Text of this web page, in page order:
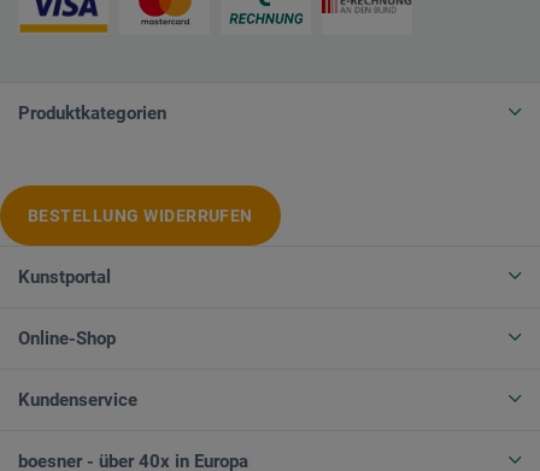
Produktkategorien
BESTELLUNG WIDERRUFEN
Kunstportal
Online-Shop
Kundenservice
boesner - über 40x in Europa